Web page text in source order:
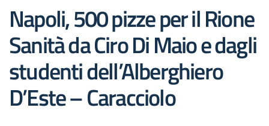
Napoli, 500 pizze per il Rione
Sanità da Ciro Di Maio e dagli
studenti dell’Alberghiero
D’Este – Caracciolo